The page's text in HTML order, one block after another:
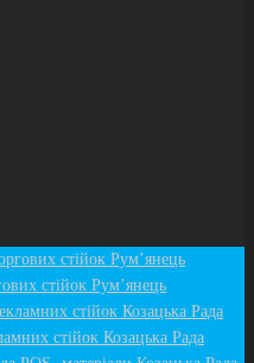
стiйок Рум’янець
стійок Козацька Рада